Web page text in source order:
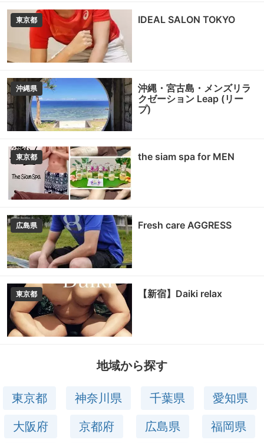
東京都 IDEAL SALON TOKYO
沖縄県
沖縄・宮古島・メンズリラ
クゼーション Leap (リー
プ)
東京都 the siam spa for MEN
広島県 Fresh care AGGRESS
東京都 【新宿】Daiki relax
地域から探す
東京都 神奈川県 千葉県
愛知県
大阪府
京都府 広島県
福岡県